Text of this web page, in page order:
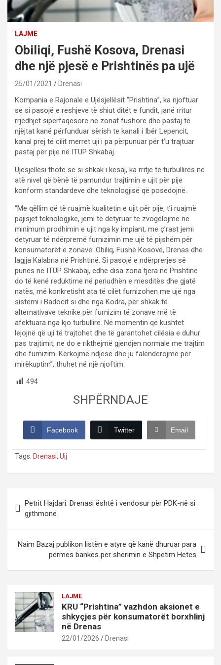
LAJME
Obiliqi, Fushë Kosova, Drenasi
dhe një pjesë e Prishtinës pa ujë
25/01/2021 Drenasi
Kompania e Rajonale e Ujësjellësit “Prishtina”, ka njoftuar
se si pasojë e reshjeve të shiut ditët e fundit, janë rritur
rrjedhjet sipërfaqësore në zonat fushore dhe pastaj të
njëjtat kanë përfunduar sërish te kanali i Ibër Lepencit,
kanal prej të cilit merret uji i pa përpunuar për t’u trajtuar
pastaj për pije në ITUP Shkabaj.
Ujësjellësi thotë se si shkak i kësaj, ka rritje të turbullirës në
atë nivel që bënë të pamundur trajtimin e ujit për pije
konform standardeve dhe teknologjisë që posedojnë.
“Me qëllim që të ruajmë kualitetin e ujit për pije, t’i ruajmë
pajisjet teknologjike, jemi të detyruar të zvogëlojmë në
minimum prodhimin e ujit nga ky impiant, me ç’rast jemi
detyruar të ndërpremë furnizimin me ujë të pijshëm për
konsumatorët e zonave: Obiliq, Fushë Kosovë, Drenas dhe
lagjja Kalabria në Prishtinë. Si pasojë e ndërprerjes së
punës në ITUP Shkabaj, edhe disa zona tjera në Prishtinë
do të kenë reduktime në periudhën e mesditës dhe gjatë
natës, më konkretisht ata të cilët furnizohen me ujë nga
sistemi i Badocit si dhe nga Kodra, për shkak të
alternativave teknike për furnizim të zonave më të
afektuara nga kjo turbullirë. Në momentin që kushtet
lejojnë që uji të trajtohet dhe të garantohet cilësia e duhur
pas trajtimit, ne do e rikthejmë gjendjen normale me trajtim
dhe furnizim. Kërkojmë ndjesë dhe ju falënderojmë për
mirëkuptim”, thuhet në një njoftim.
494
SHPËRNDAJE
Facebook Twitter Email
Tags: Drenasi, Uij
navigation
Petrit Hajdari: Drenasi është i vendosur për PDK-në si
gjithmonë
Naim Bazaj publikon listën e atyre që kanë dhuruar para
përmes bankës për shërimin e Shpetim Hetës
LAJME
KRU “Prishtina” vazhdon aksionet e
shkyçjes për konsumatorët borxhlinj
në Drenas
22/01/2026 Drenasi